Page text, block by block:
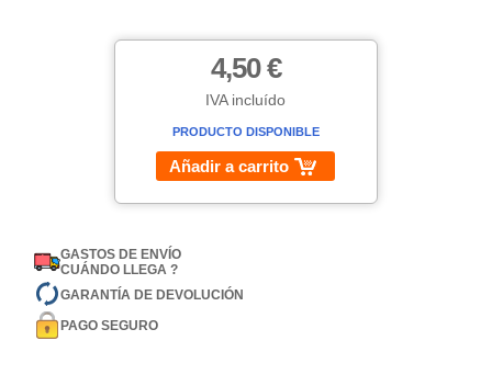
4,50 €
IVA incluído
PRODUCTO DISPONIBLE
Añadir a carrito
GASTOS DE ENVÍO
CUÁNDO LLEGA ?
GARANTÍA DE DEVOLUCIÓN
PAGO SEGURO